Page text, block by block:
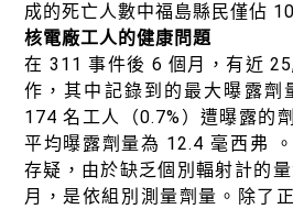
成的死亡人數中福島縣民僅佔
核電廠工人的健康問題
在 311 事件後 6 個月，有近
作，其中記錄到的最大曝露劑
174 名工人（0.7%）遭曝露的
平均曝露劑量為 12.4 毫西弗
存疑，由於缺乏個別輻射計的
月，是依組別測量劑量。除了